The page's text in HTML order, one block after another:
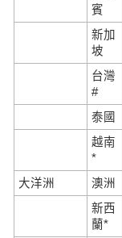
賓
新加
坡
台灣
#
泰國
越南
*
大洋洲 澳洲
新西
蘭*